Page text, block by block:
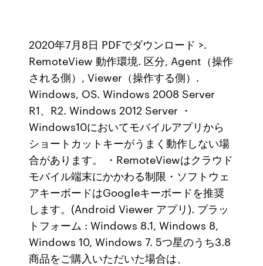
2020年7月8日 PDFでダウンロード >.
RemoteView 動作環境. 区分, Agent（操作
される側）, Viewer（操作する側）.
Windows, OS. Windows 2008 Server
R1、R2. Windows 2012 Server ・
Windows10においてモバイルアプリから
ショートカットキーがうまく動作しない場
合があります。 ・RemoteViewはクラウド
モバイル端末にかかわる制限・ソフトウェ
アキーボードはGoogleキーボードを推奨
します。(Android Viewer アプリ). プラッ
トフォーム : Windows 8.1, Windows 8,
Windows 10, Windows 7. 5つ星のうち3.8
商品をご購入いただいた場合は、